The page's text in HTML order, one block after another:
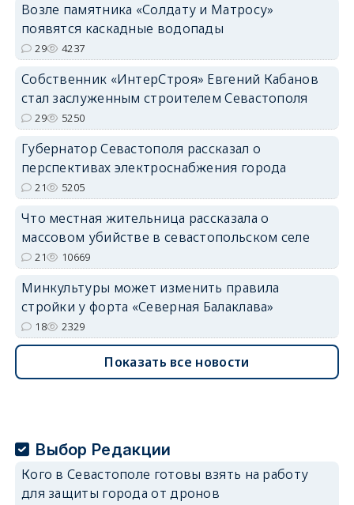
Возле памятника «Солдату и Матросу»
появятся каскадные водопады
29 4237
Собственник «ИнтерСтроя» Евгений Кабанов
стал заслуженным строителем Севастополя
29 5250
Губернатор Севастополя рассказал о
перспективах электроснабжения города
21 5205
Что местная жительница рассказала о
массовом убийстве в севастопольском селе
21 10669
Минкультуры может изменить правила
стройки у форта «Северная Балаклава»
18 2329
Показать все новости
Выбор Редакции
Кого в Севастополе готовы взять на работу
для защиты города от дронов